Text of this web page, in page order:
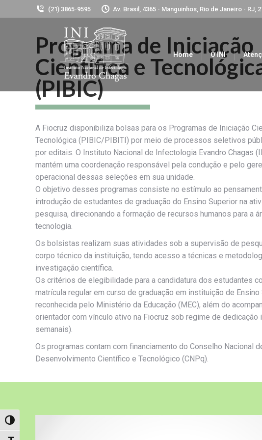
Alternar alto contraste
(21) 3865-9595 Av. Brasil, 4365 - Manguinhos, Rio de Janeiro - RJ,
Home O INI
Programa de Iniciação
Científica e
(PIBIC)
A Fiocruz disponibiliza bolsas para os Programas de Iniciação
Tecnológica (PIBIC/PIBITI) por meio de processos seletivos
por editais. O Instituto Nacional de Infectologia Evandro Chagas
mantém uma coordenação responsável pela condução e pelo
operacional dessas seleções em sua unidade.
O objetivo desses programas consiste no estímulo ao
introdução de estudantes de graduação do Ensino Superior na
pesquisa, direcionando a formação de recursos humanos para a
tecnologia.
Os bolsistas realizam suas atividades sob a supervisão de
corpo técnico da instituição, tendo acesso a técnicas e
investigação científica.
Os critérios de elegibilidade para a candidatura dos estudantes
matrícula regular em curso de graduação em instituição de Ensino
reconhecida pelo Ministério da Educação (MEC), além do
orientador com vínculo ativo na Fiocruz sob regime de dedicação
semanais).
Os programas contam com financiamento do Conselho Nacional
Desenvolvimento Científico e Tecnológico (CNPq).